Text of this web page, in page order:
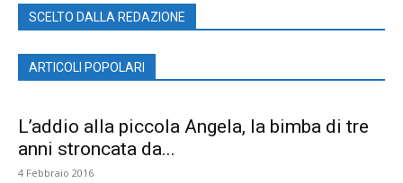
SCELTO DALLA REDAZIONE
ARTICOLI POPOLARI
L’addio alla piccola Angela, la bimba di tre
anni stroncata da...
4 Febbraio 2016